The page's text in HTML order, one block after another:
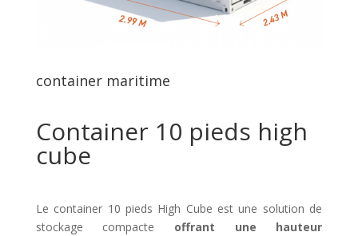
container maritime
Container 10 pieds high
cube
Le container 10 pieds High Cube est une solution de
stockage compacte offrant une hauteur